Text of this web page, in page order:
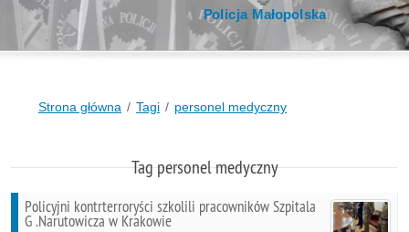
Policja Małopolska
Strona główna Tagi personel medyczny
Tag personel medyczny
Policyjni kontrterroryści szkolili pracowników Szpitala
G .Narutowicza w Krakowie